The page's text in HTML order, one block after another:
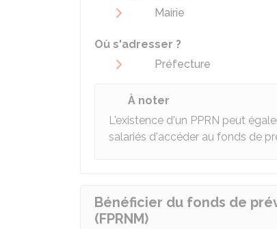
Mairie
Où s'adresser ?
Préfecture
À noter
L'existence d'un PPRN peut
salariés d'accéder au fonds de
Bénéficier du fonds de
(FPRNM)